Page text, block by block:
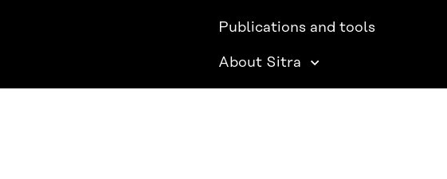
Publications and tools
About Sitra